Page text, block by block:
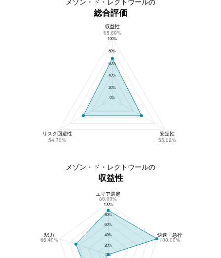
総合評価
メゾン・ド・レクトウールの総合評価
100%
80%
60%
40%
20%
0%
収益性
65.89%
リスク回避性
54.70%
安定性
55.02%
メゾン・ド・レクトウールの
収益性
メゾン・ド・レクトウールの収益性
100%
80%
60%
40%
20%
0%
エリア選定
86.00%
駅力
66.40%
快速・急行
100.00%